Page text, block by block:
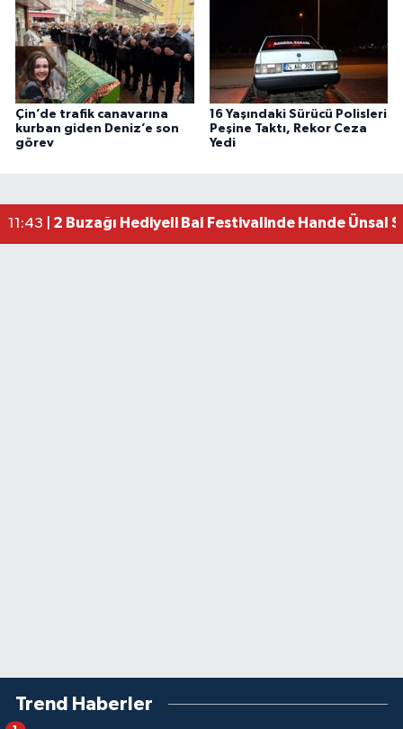
Çin’de trafik canavarına
kurban giden Deniz’e son
görev
16 Yaşındaki Sürücü Polisleri
Peşine Taktı, Rekor Ceza
Yedi
11:43 | 2 Buzağı Hediyeli Bal Festivalinde Hande Ünsal
Trend Haberler